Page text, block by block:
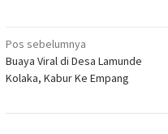
Navigasi
pos
Pos sebelumnya
Buaya Viral di Desa Lamunde
Kolaka, Kabur Ke Empang